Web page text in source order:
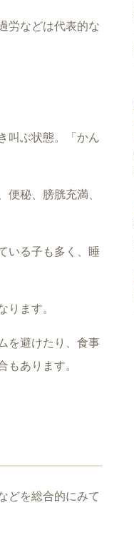
労などは代表的な
叫ぶ状態。「かん
秘、膀胱充満、
いる子も多く、睡
ます。
を避けたり、食事
あります。
どを総合的にみて